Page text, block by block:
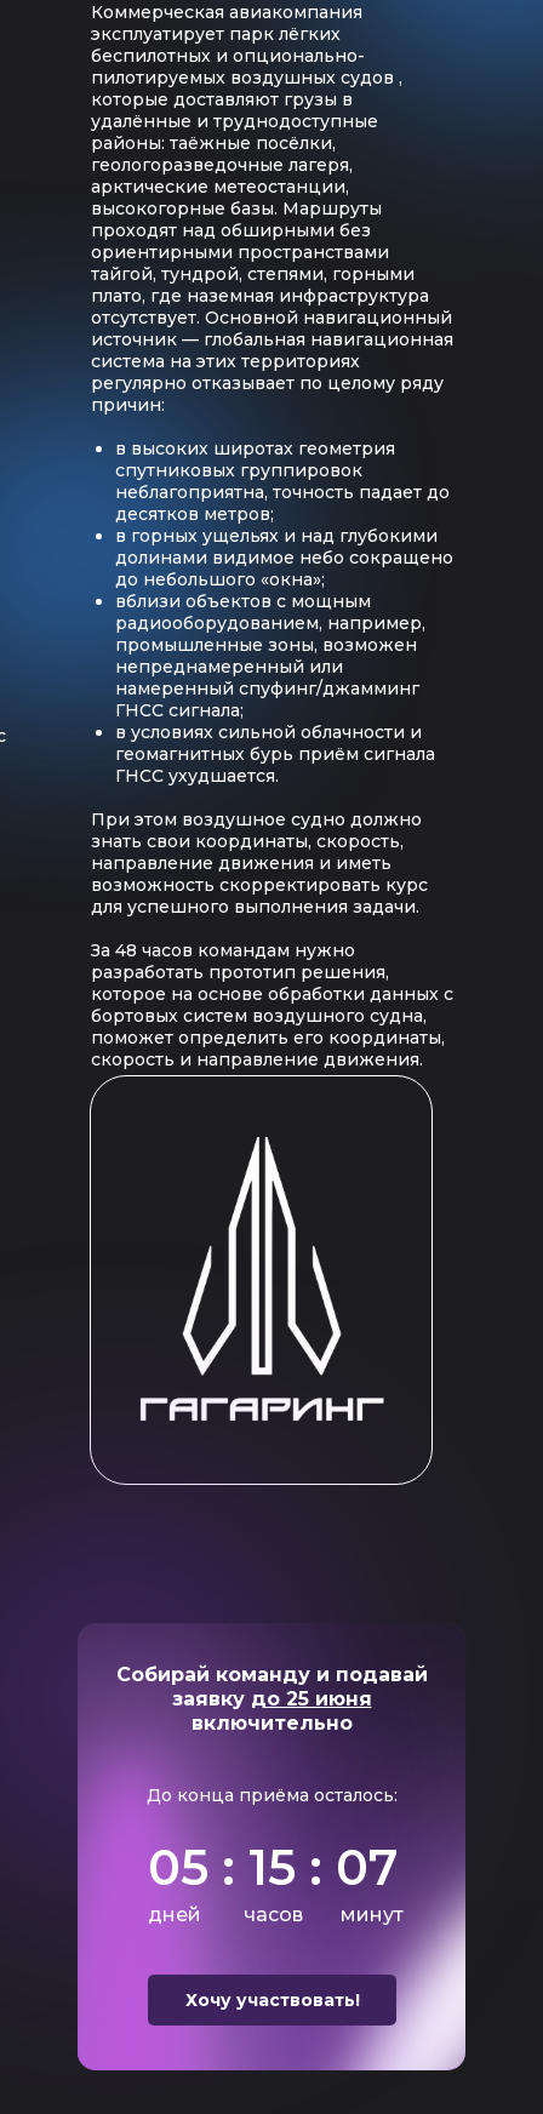
Коммерческая авиакомпания
эксплуатирует парк лёгких
беспилотных и опционально-
пилотируемых воздушных судов ,
которые доставляют грузы в
удалённые и труднодоступные
районы: таёжные посёлки,
геологоразведочные лагеря,
арктические метеостанции,
высокогорные базы. Маршруты
проходят над обширными без
ориентирными пространствами
тайгой, тундрой, степями, горными
плато, где наземная инфраструктура
отсутствует. Основной навигационный
источник — глобальная навигационная
система на этих территориях
регулярно отказывает по целому ряду
причин:
в высоких широтах геометрия
спутниковых группировок
неблагоприятна, точность падает до
десятков метров;
в горных ущельях и над глубокими
долинами видимое небо сокращено
до небольшого «окна»;
вблизи объектов с мощным
радиооборудованием, например,
промышленные зоны, возможен
непреднамеренный или
намеренный спуфинг/джамминг
ГНСС сигнала;
в условиях сильной облачности и
геомагнитных бурь приём сигнала
ГНСС ухудшается.
При этом воздушное судно должно
знать свои координаты, скорость,
направление движения и иметь
возможность скорректировать курс
для успешного выполнения задачи.
За 48 часов командам нужно
разработать прототип решения,
которое на основе обработки данных с
бортовых систем воздушного судна,
поможет определить его координаты,
скорость и направление движения.
Собирай команду и подавай
заявку до 25 июня
включительно
До конца приёма осталось:
05 : 15 : 07
дней часов минут
Хочу участвовать!